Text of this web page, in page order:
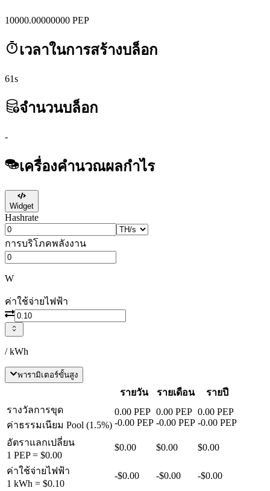
10000.00000000 PEP
เวลาในการสร้างบล็อก
61s
จำนวนบล็อก
-
เครื่องคำนวณผลกำไร
Widget
Hashrate
การบริโภคพลังงาน
W
ค่าใช้จ่ายไฟฟ้า
/ kWh
พารามิเตอร์ขั้นสูง
รายวัน รายเดือน
รายปี
รางวัลการขุด
ค่าธรรมเนียม Pool (1.5%)
0.00 PEP
-0.00 PEP
0.00 PEP
-0.00 PEP
0.00 PEP
-0.00 PEP
อัตราแลกเปลี่ยน
1 PEP= $0.00
$0.00 $0.00 $0.00
ค่าใช้จ่ายไฟฟ้า
1 kWh = $0.10
-$0.00 -$0.00 -$0.00